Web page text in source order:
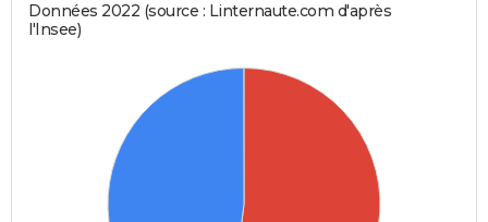
Données 2022 (source : Linternaute.com d'après
l'Insee)